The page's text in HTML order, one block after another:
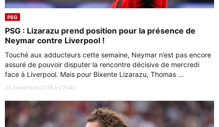
PSG
PSG : Lizarazu prend position pour la présence de
Neymar contre Liverpool !
Touché aux adducteurs cette semaine, Neymar n’est pas encore
assuré de pouvoir disputer la rencontre décisive de mercredi
face à Liverpool. Mais pour Bixente Lizarazu, Thomas ...
25 novembre 2018 à 22h45